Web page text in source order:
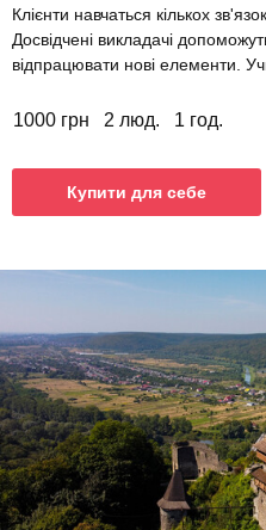
Клієнти навчаться кількох
Досвідчені викладачі
відпрацювати нові елементи.
1000 грн 2 люд. 1 год.
Купити для себе